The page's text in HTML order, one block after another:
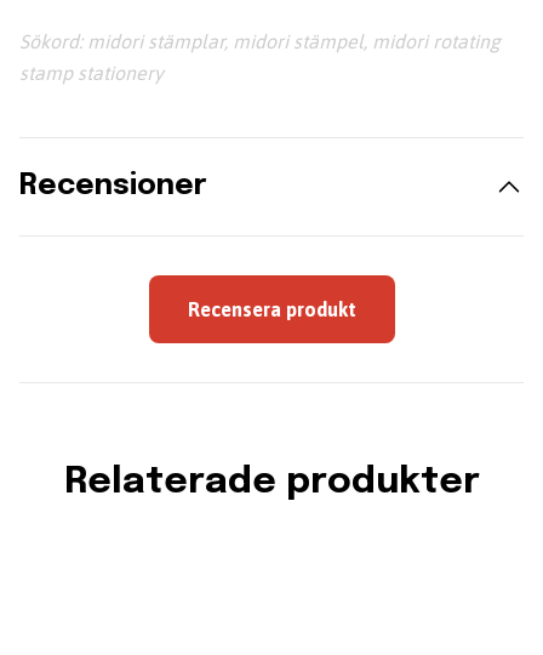
Sökord: midori stämplar, midori stämpel, midori rotating
stamp stationery
Recensioner
Recensera produkt
Relaterade produkter